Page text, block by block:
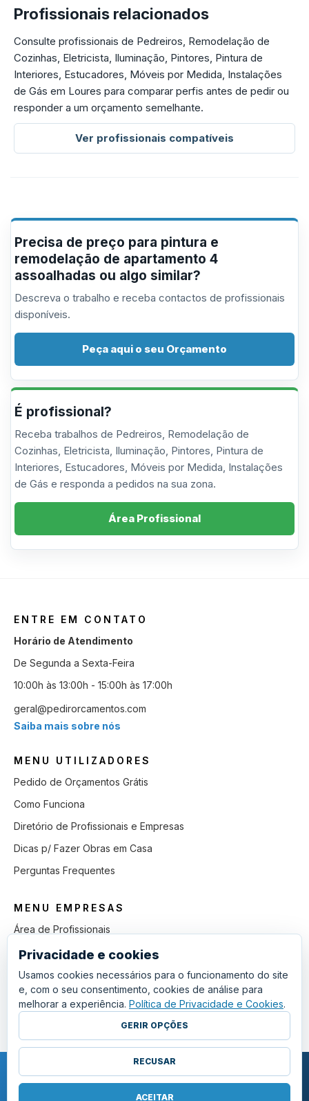
Profissionais relacionados
Consulte profissionais de Pedreiros, Remodelação de
Cozinhas, Eletricista, Iluminação, Pintores, Pintura de
Interiores, Estucadores, Móveis por Medida, Instalações
de Gás em Loures para comparar perfis antes de pedir ou
responder a um orçamento semelhante.
Ver profissionais compatíveis
Precisa de preço para pintura e
remodelação de apartamento 4
assoalhadas ou algo similar?
Descreva o trabalho e receba contactos de profissionais
disponíveis.
Peça aqui o seu Orçamento
É profissional?
Receba trabalhos de Pedreiros, Remodelação de
Cozinhas, Eletricista, Iluminação, Pintores, Pintura de
Interiores, Estucadores, Móveis por Medida, Instalações
de Gás e responda a pedidos na sua zona.
Área Profissional
ENTRE EM CONTATO
Horário de Atendimento
De Segunda a Sexta-Feira
10:00h às 13:00h - 15:00h às 17:00h
geral@pedirorcamentos.com
Saiba mais sobre nós
MENU UTILIZADORES
Pedido de Orçamentos Grátis
Como Funciona
Diretório de Profissionais e Empresas
Dicas p/ Fazer Obras em Casa
Perguntas Frequentes
MENU EMPRESAS
Área de Profissionais
Como Funciona
Lista de Pedidos em Aberto
Como Ganhar mais Obras
Perguntas Frequentes
COPYRIGHT © 2011 - 2026 SGSI. TODOS OS DIREITOS RESERVADOS.
POLÍTICA DE PRIVACIDADE E COOKIES
Privacidade e cookies
Usamos cookies necessários para o funcionamento do site
e, com o seu consentimento, cookies de análise para
melhorar a experiência. Política de Privacidade e Cookies.
GERIR OPÇÕES
RECUSAR
ACEITAR